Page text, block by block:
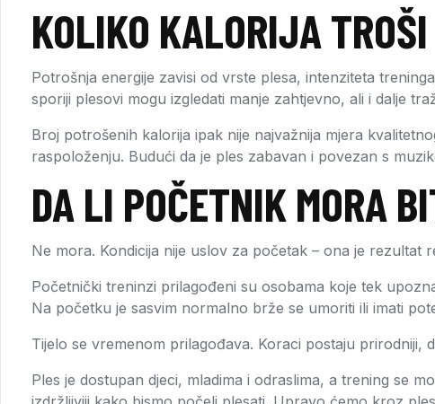
KOLIKO KALORIJA
Potrošnja energije zavisi od vrste plesa, intenziteta
sporiji plesovi mogu izgledati manje zahtjevno, ali i dalje
Broj potrošenih kalorija ipak nije najvažnija mjera
raspoloženju. Budući da je ples zabavan i povezan s
DA LI POČETNIK MORA
Ne mora. Kondicija nije uslov za početak – ona je rezultat
Početnički treninzi prilagođeni su osobama koje tek
Na početku je sasvim normalno brže se umoriti ili imati
Tijelo se vremenom prilagođava. Koraci postaju prirodniji,
Ples je dostupan djeci, mladima i odraslima, a trening se